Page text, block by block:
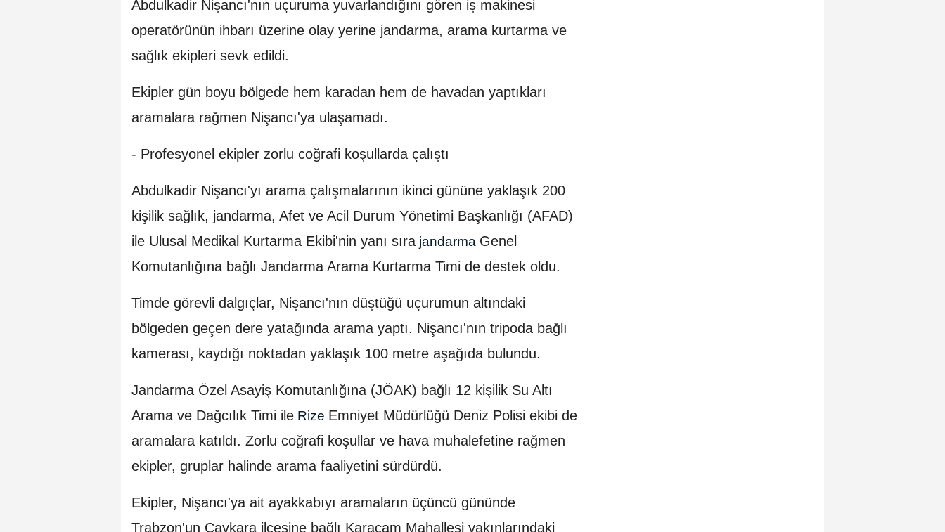
Abdulkadir Nişancı'nın uçuruma yuvarlandığını gören iş makinesi
operatörünün ihbarı üzerine olay yerine jandarma, arama kurtarma ve
sağlık ekipleri sevk edildi.
Ekipler gün boyu bölgede hem karadan hem de havadan yaptıkları
aramalara rağmen Nişancı'ya ulaşamadı.
- Profesyonel ekipler zorlu coğrafi koşullarda çalıştı
Abdulkadir Nişancı'yı arama çalışmalarının ikinci gününe yaklaşık 200
kişilik sağlık, jandarma, Afet ve Acil Durum Yönetimi Başkanlığı (AFAD)
ile Ulusal Medikal Kurtarma Ekibi'nin yanı sırajandarma Genel
Komutanlığına bağlı Jandarma Arama Kurtarma Timi de destek oldu.
Timde görevli dalgıçlar, Nişancı'nın düştüğü uçurumun altındaki
bölgeden geçen dere yatağında arama yaptı. Nişancı'nın tripoda bağlı
kamerası, kaydığı noktadan yaklaşık 100 metre aşağıda bulundu.
Jandarma Özel Asayiş Komutanlığına (JÖAK) bağlı 12 kişilik Su Altı
Arama ve Dağcılık Timi ile Rize Emniyet Müdürlüğü Deniz Polisi ekibi de
aramalara katıldı. Zorlu coğrafi koşullar ve hava muhalefetine rağmen
ekipler, gruplar halinde arama faaliyetini sürdürdü.
Ekipler, Nişancı'ya ait ayakkabıyı aramaların üçüncü gününde
Trabzon'un Çaykara ilçesine bağlı Karaçam Mahallesi yakınlarındaki